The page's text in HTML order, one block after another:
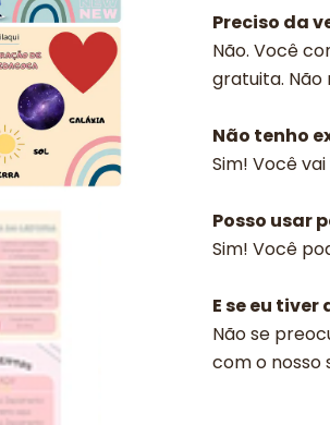
Preciso da
Não. Você
gratuita. Não
Não tenho
Sim! Você
Posso usar
Sim! Você
E se eu
Não se
com o nosso